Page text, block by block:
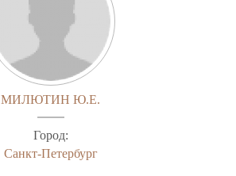
МИЛЮТИН Ю.Е.
Город:
Санкт-Петербург